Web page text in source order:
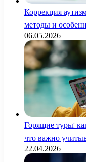
Коррекция
методы и
06.05.2026
Горящие туры:
что важно
22.04.2026